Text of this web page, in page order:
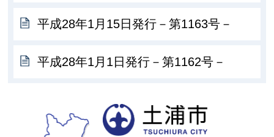
平成28年1月15日発行－第1163号－
平成28年1月1日発行－第1162号－